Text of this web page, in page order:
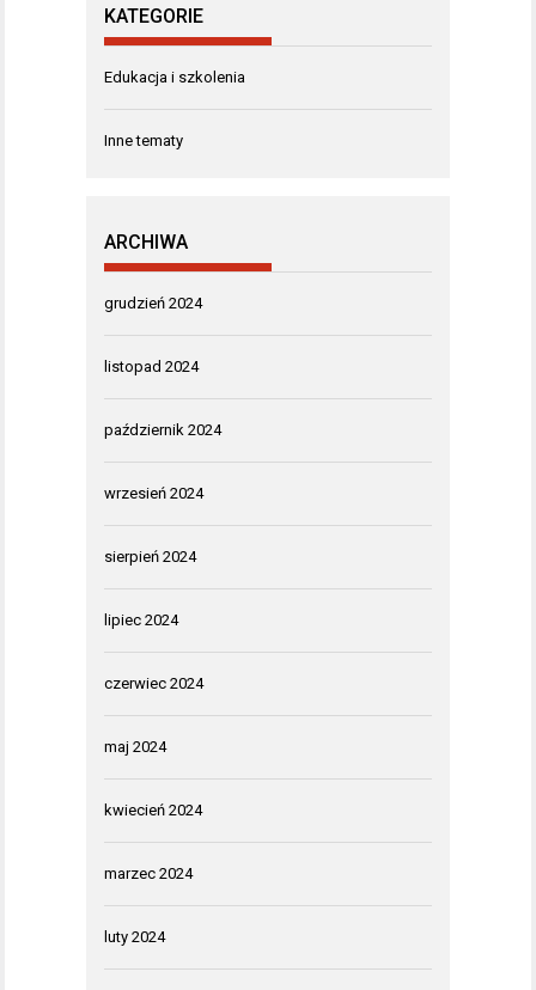
KATEGORIE
Edukacja i szkolenia
Inne tematy
ARCHIWA
grudzień 2024
listopad 2024
październik 2024
wrzesień 2024
sierpień 2024
lipiec 2024
czerwiec 2024
maj 2024
kwiecień 2024
marzec 2024
luty 2024